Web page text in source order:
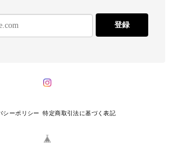
登録
シーポリシー 特定商取引法に基づく表記